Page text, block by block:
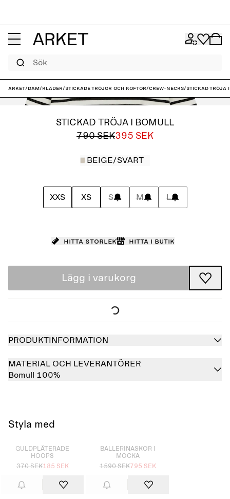
ARKET/Dam/Kläder/Stickade tröjor och koftor/Crew-necks/Stickad tröja
STICKAD TRÖJA I BOMULL
790 SEK395 SEK
BEIGE/SVART
XXS XS S M L
Hitta storlek Hitta i butik
Lägg i varukorg
PRODUKTINFORMATION
MATERIAL OCH LEVERANTÖRER
Bomull 100%
Styla med
Slutsåld
GULDPLÄTERADE
HOOPS
370 SEK185 SEK
BALLERINASKOR I
MOCKA
1590 SEK795 SEK